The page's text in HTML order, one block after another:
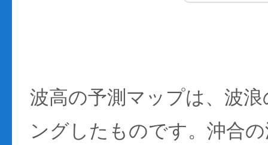
波高の予測マップは、波
ングしたものです。沖合